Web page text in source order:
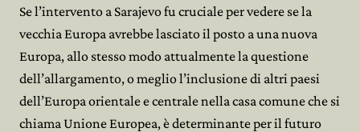
Se l’intervento a Sarajevo fu cruciale per vedere se la
vecchia Europa avrebbe lasciato il posto a una nuova
Europa, allo stesso modo attualmente la questione
dell’allargamento, o meglio l’inclusione di altri paesi
dell’Europa orientale e centrale nella casa comune che si
chiama Unione Europea, è determinante per il futuro